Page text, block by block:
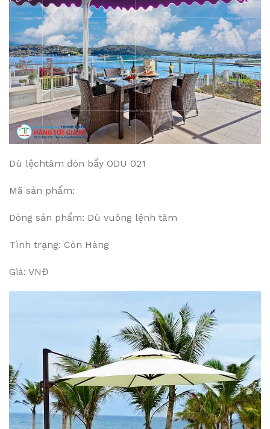
Dù lệchtâm đòn bẩy ODU 021
Mã sản phẩm:
Dòng sản phẩm: Dù vuông lệnh tâm
Tình trạng: Còn Hàng
Giá: VNĐ